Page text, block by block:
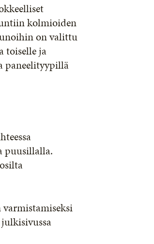
kolmioiden
on valittu
toiselle ja
paneelityypillä
puusillalla.